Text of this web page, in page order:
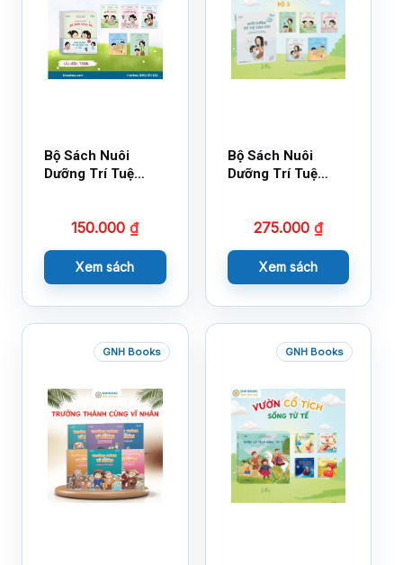
Bộ Sách Nuôi
Dưỡng Trí Tuệ
150.000₫
Xem sách
Bộ Sách Nuôi
Dưỡng Trí Tuệ
275.000 ₫
Xem sách
GNH Books GNH Books